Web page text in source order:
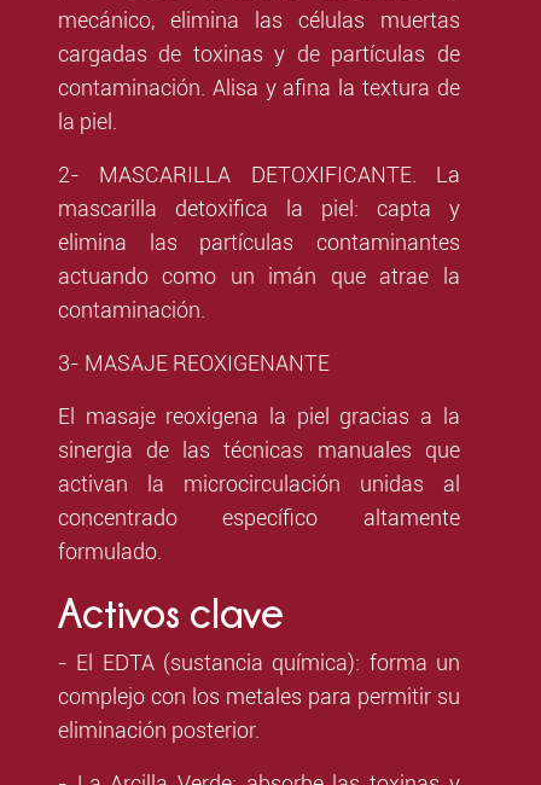
mecánico, elimina las células muertas
cargadas de toxinas y de partículas de
contaminación. Alisa y afina la textura de
la piel.
2- MASCARILLA DETOXIFICANTE. La
mascarilla detoxifica la piel: capta y
elimina las partículas contaminantes
actuando como un imán que atrae la
contaminación.
3- MASAJE REOXIGENANTE
El masaje reoxigena la piel gracias a la
sinergia de las técnicas manuales que
activan la microcirculación unidas al
concentrado específico altamente
formulado.
Activos clave
- El EDTA (sustancia química): forma un
complejo con los metales para permitir su
eliminación posterior.